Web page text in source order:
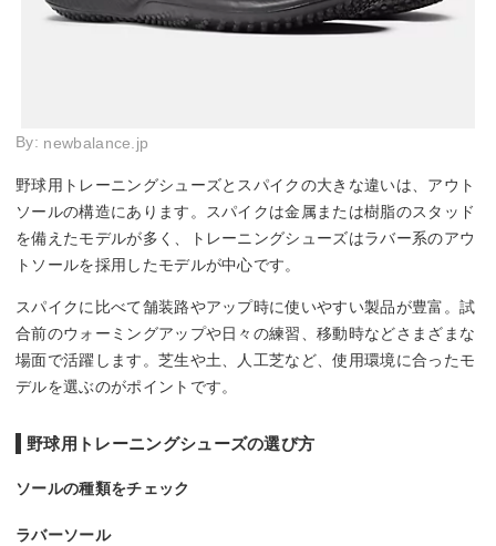
By: newbalance.jp
野球用トレーニングシューズとスパイクの大きな違いは、アウト
ソールの構造にあります。スパイクは金属または樹脂のスタッド
を備えたモデルが多く、トレーニングシューズはラバー系のアウ
トソールを採用したモデルが中心です。
スパイクに比べて舗装路やアップ時に使いやすい製品が豊富。試
合前のウォーミングアップや日々の練習、移動時などさまざまな
場面で活躍します。芝生や土、人工芝など、使用環境に合ったモ
デルを選ぶのがポイントです。
野球用トレーニングシューズの選び方
ソールの種類をチェック
ラバーソール